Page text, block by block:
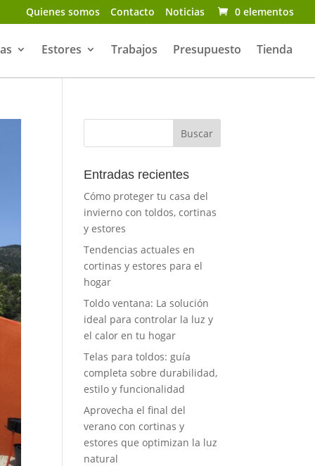
Quienes somos Contacto Noticias 0 elementos
Estores Trabajos Presupuesto Tienda
Entradas recientes
Cómo proteger tu casa del
invierno con toldos, cortinas
y estores
Tendencias actuales en
cortinas y estores para el
hogar
Toldo ventana: La solución
ideal para controlar la luz y
el calor en tu hogar
Telas para toldos: guía
completa sobre durabilidad,
estilo y funcionalidad
Aprovecha el final del
verano con cortinas y
estores que optimizan la luz
natural